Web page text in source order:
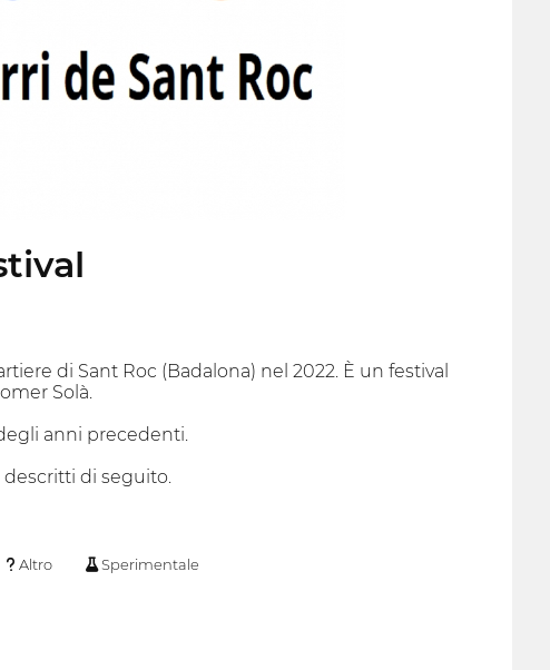
di Sant Roc (Badalona) nel 2022. È un festival
Solà.
anni precedenti.
di seguito.
Altro Sperimentale